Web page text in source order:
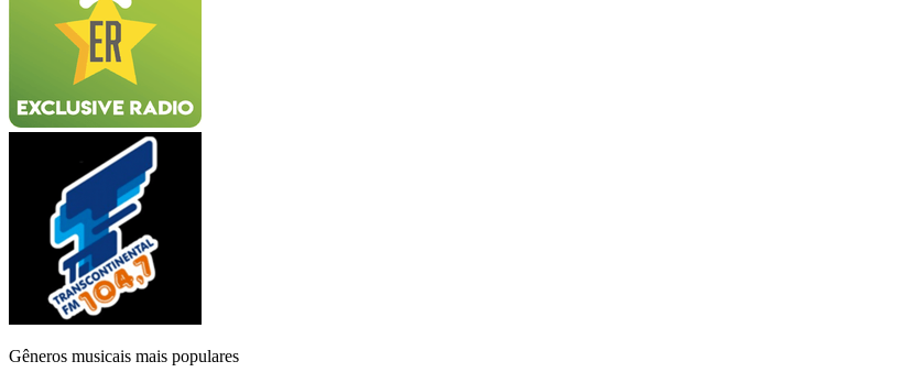
Gêneros musicais mais populares